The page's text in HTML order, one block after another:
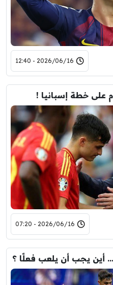
2026/06/16 - 12:40
على خطة إسبانيا !
2026/06/16 - 07:20
أين يجب أن يلعب فعلًا ؟